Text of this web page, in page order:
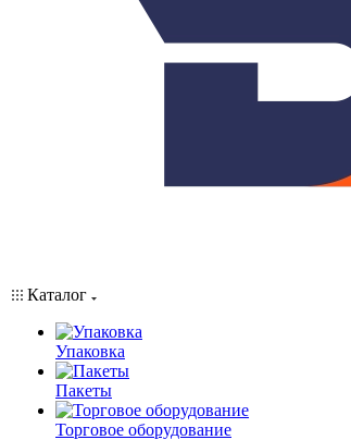
Каталог
Упаковка
Пакеты
Торговое оборудование